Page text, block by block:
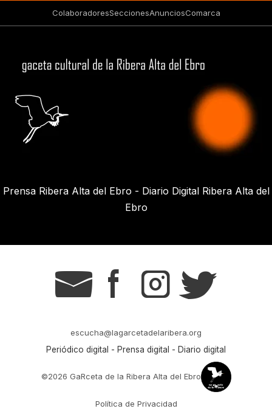
ColaboradoresSeccionesAnunciosComarca
Prensa Ribera Alta del Ebro - Diario Digital Ribera Alta del
Ebro
g s t r
escucha@lagarcetadelaribera.org
Periódico digital - Prensa digital - Diario digital
©2026 GaRceta de la Ribera Alta del Ebro
Política de Privacidad